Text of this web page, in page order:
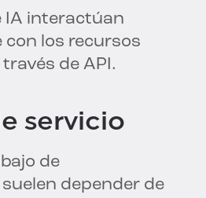
IA interactúan
los recursos
de API.
servicio
de
depender de